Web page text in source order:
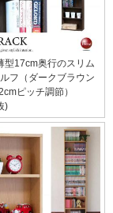
型17cm奥行のスリム
フ（ダークブラウン
ピッチ調節）
)